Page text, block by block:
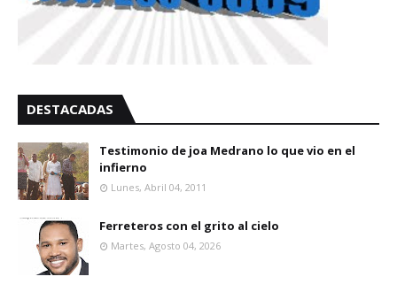
DESTACADAS
Testimonio de joa Medrano lo que vio en el
infierno
Lunes, Abril 04, 2011
Ferreteros con el grito al cielo
Martes, Agosto 04, 2026